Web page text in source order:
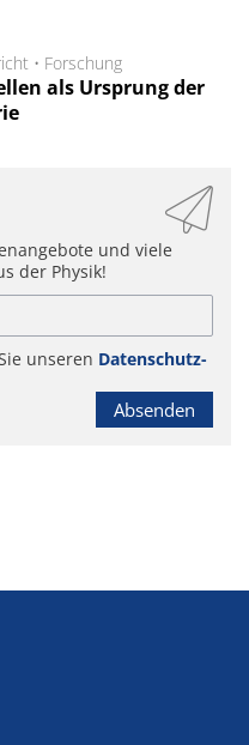
• Forschung
als Ursprung der
und viele
der Physik!
unseren Datenschutz-
Absenden